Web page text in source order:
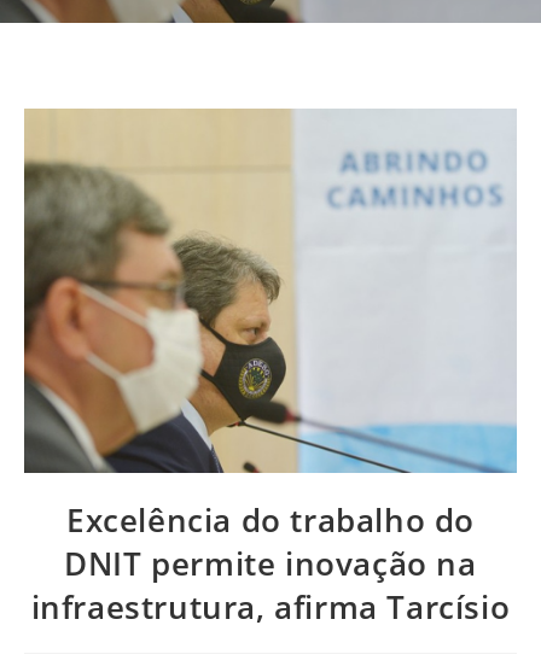
Excelência do trabalho do
DNIT permite inovação na
infraestrutura, afirma Tarcísio